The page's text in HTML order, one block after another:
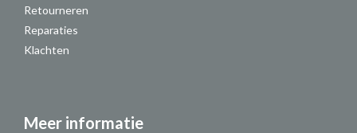
Retourneren
Reparaties
Klachten
Meer informatie